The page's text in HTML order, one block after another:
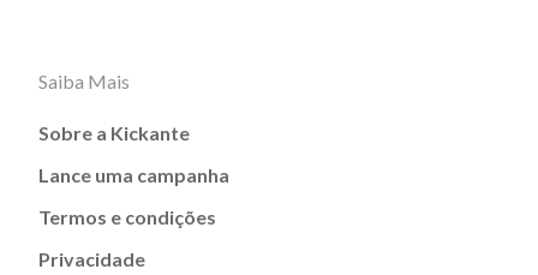
Saiba Mais
Sobre a Kickante
Lance uma campanha
Termos e condições
Privacidade